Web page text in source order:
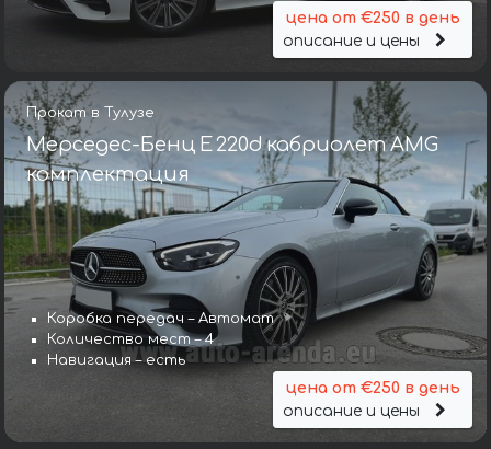
цена от €250 в день
описание и цены
Прокат в Тулузе
Мерседес-Бенц E 220d кабриолет AMG
комплектация
Коробка передач – Автомат
Количество мест – 4
Навигация – есть
цена от €250 в день
описание и цены